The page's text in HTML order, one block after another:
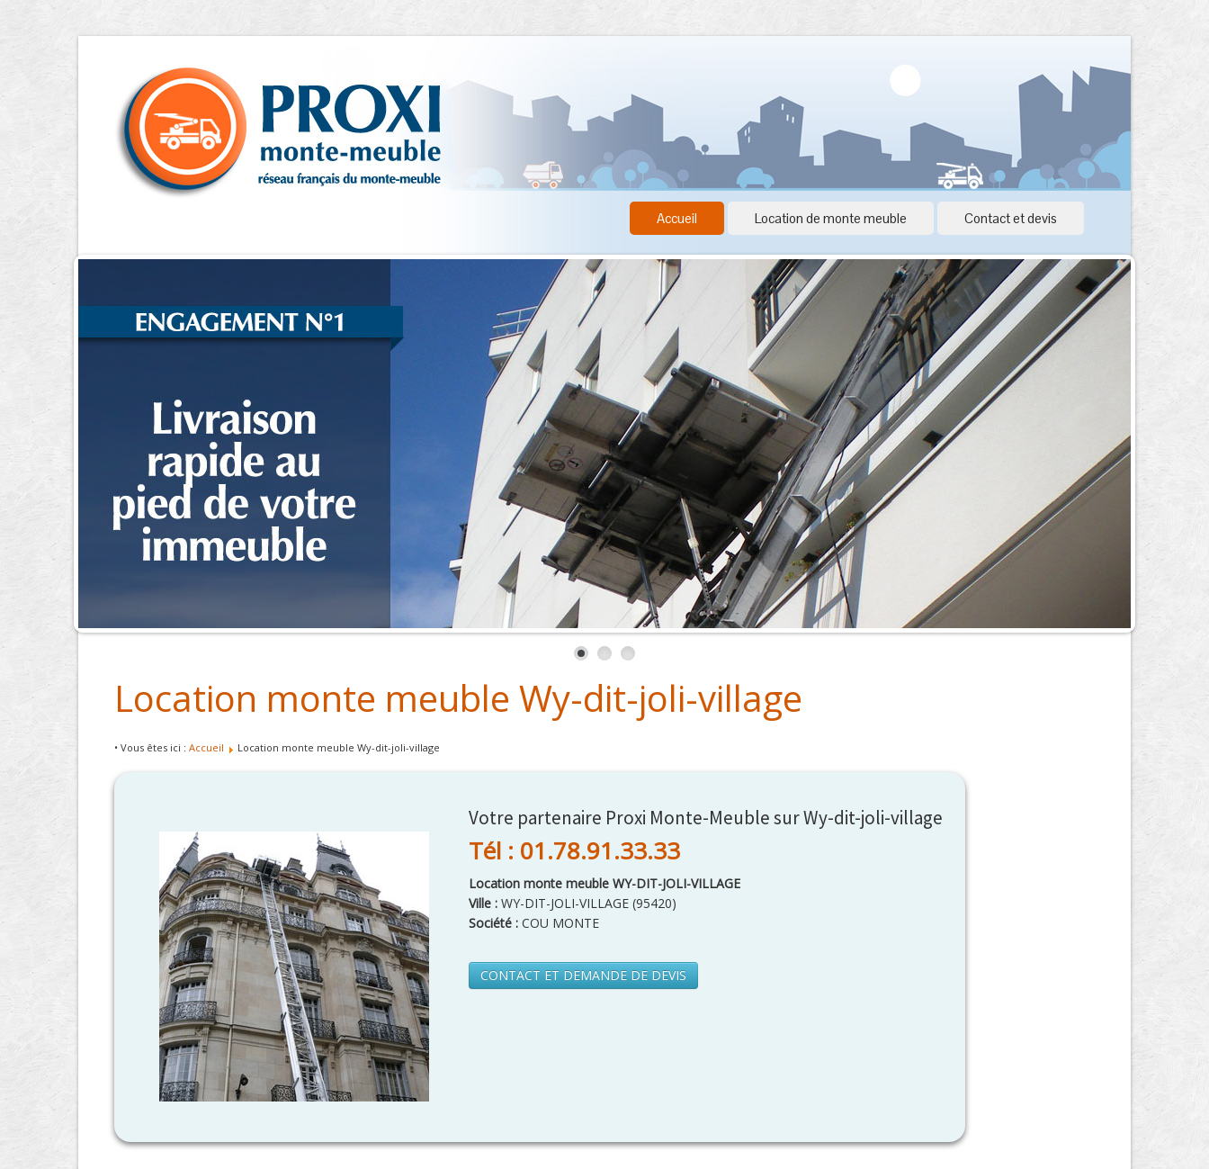
Accueil Location de monte meuble Contact et devis
Location monte meuble Wy-dit-joli-village
• Vous êtes ici : Accueil Location monte meuble Wy-dit-joli-village
Votre partenaire Proxi Monte-Meuble sur Wy-dit-joli-village
Tél : 01.78.91.33.33
Location monte meuble WY-DIT-JOLI-VILLAGE
Ville : WY-DIT-JOLI-VILLAGE (95420)
Société : COU MONTE
CONTACT ET DEMANDE DE DEVIS